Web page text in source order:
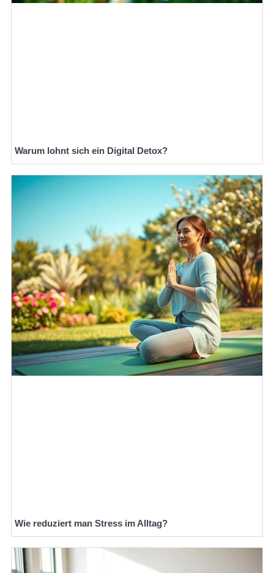
Warum lohnt sich ein Digital Detox?
Wie reduziert man Stress im Alltag?